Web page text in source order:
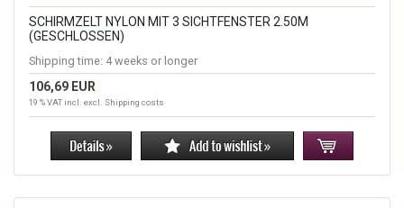
SCHIRMZELT NYLON MIT 3 SICHTFENSTER 2.50M
(GESCHLOSSEN)
Shipping time: 4 weeks or longer
106,69 EUR
19 % VAT incl. excl. Shipping costs